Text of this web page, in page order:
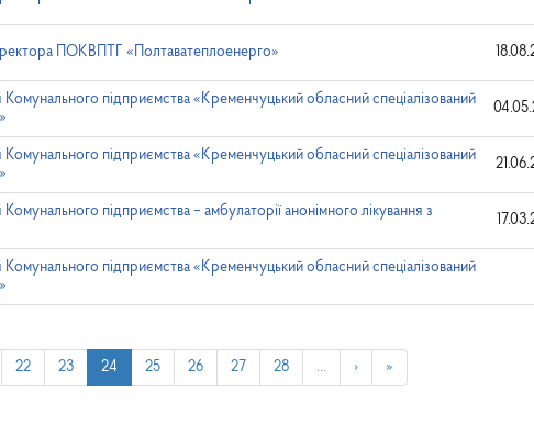
ПОКВПТГ «Полтаватеплоенерго»
Комунального підприємства «Кременчуцький обласний спеціалізований
Комунального підприємства «Кременчуцький обласний спеціалізований
підприємства – амбулаторії анонімного лікування з
Комунального підприємства «Кременчуцький обласний спеціалізований
22 23 24 25 26 27 28 … › »